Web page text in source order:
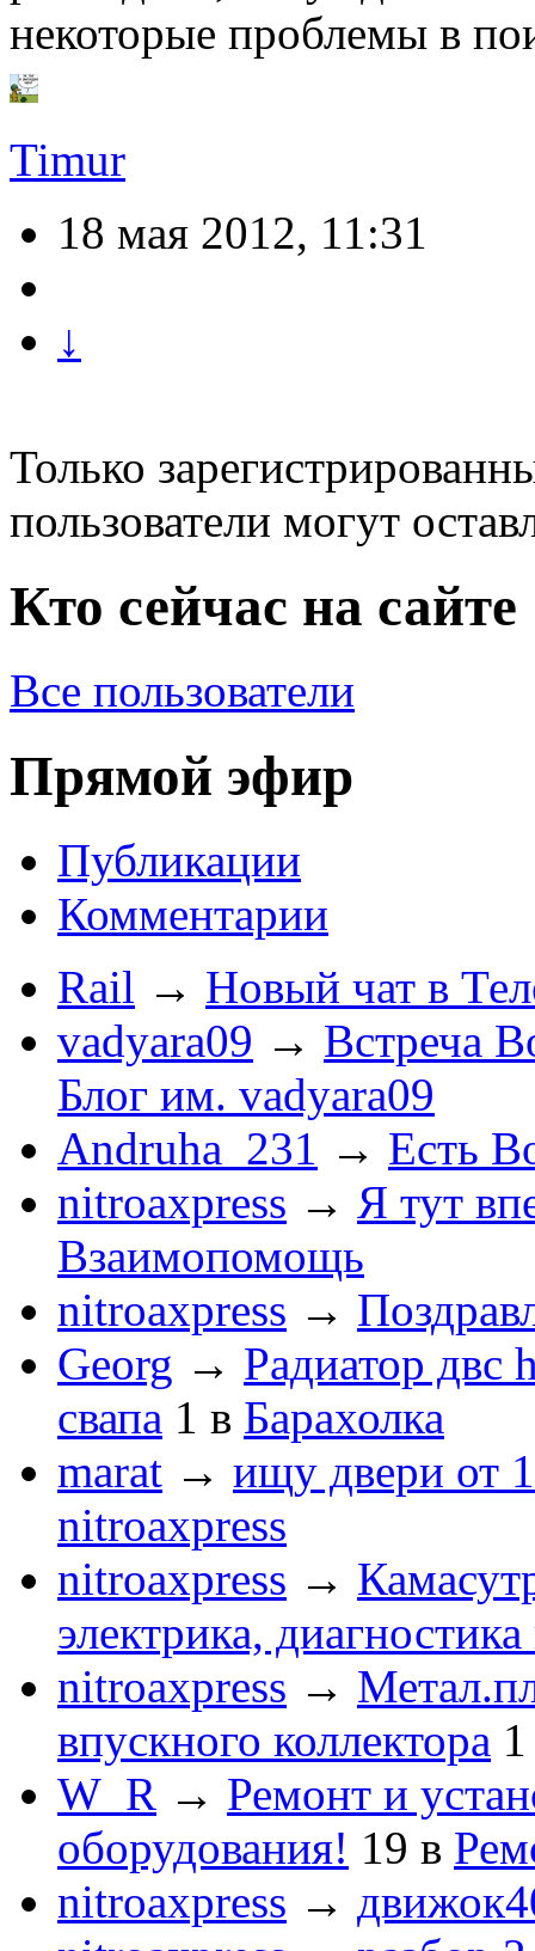
некоторые проблемы в
Timur
18 мая 2012, 11:31
↓
Только
пользователи могут
Кто сейчас на сайте
Все пользователи
Прямой эфир
Публикации
Комментарии
Rail → Новый чат в
vadyara09 → Встреча
Блог им. vadyara09
Andruha_231 → Есть
nitroaxpress → Я тут
Взаимопомощь
nitroaxpress →
Georg → Радиатор двс
свапа 1 в Барахолка
marat → ищу двери от
nitroaxpress
nitroaxpress →
электрика,
nitroaxpress →
впускного коллектора 1
W_R → Ремонт и
оборудования! 19 в
nitroaxpress →